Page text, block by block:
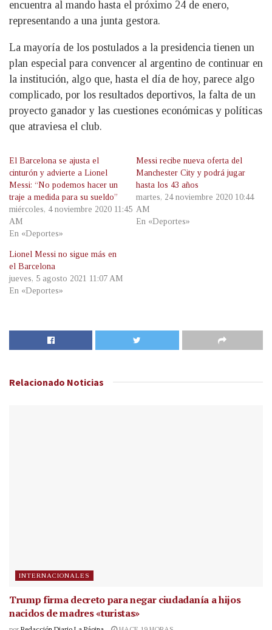
encuentra al mando hasta el próximo 24 de enero,
representando a una junta gestora.
La mayoría de los postulados a la presidencia tienen un
plan especial para convencer al argentino de continuar en
la institución, algo que, hasta el día de hoy, parece algo
complicado, por los resultados deportivos, la falta de un
proyecto ganador y las cuestiones económicas y políticas
que atraviesa el club.
El Barcelona se ajusta el
cinturón y advierte a Lionel
Messi: “No podemos hacer un
traje a medida para su sueldo”
miércoles, 4 noviembre 2020 11:45
AM
En «Deportes»
Messi recibe nueva oferta del
Manchester City y podrá jugar
hasta los 43 años
martes, 24 noviembre 2020 10:44
AM
En «Deportes»
Lionel Messi no sigue más en
el Barcelona
jueves, 5 agosto 2021 11:07 AM
En «Deportes»
Relacionado Noticias
INTERNACIONALES
Trump firma decreto para negar ciudadanía a hijos
nacidos de madres «turistas»